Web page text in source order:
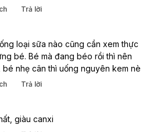
Trả lời
loại sữa nào cũng cần xem thực
bé. Bé mà đang béo rồi thì nên
nhẹ cân thì uống nguyên kem nè
Trả lời
giàu canxi